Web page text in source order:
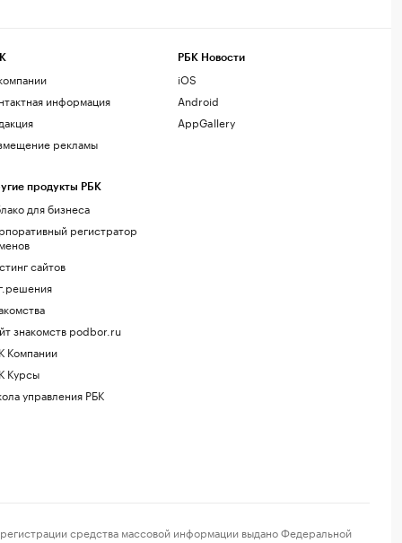
информация
рекламы
продукты РБК
для бизнеса
регистратор
сайтов
знакомств podbor.ru
Компании
Курсы
управления РБК
РБК Новости
iOS
Android
AppGallery
средства массовой информации выдано Федеральной